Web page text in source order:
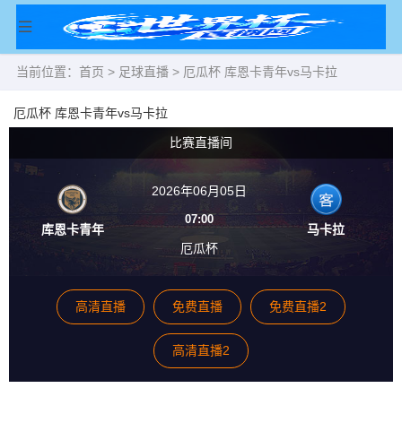
当前位置： 首页 > 足球直播 > 厄瓜杯 库恩卡青年vs马卡拉
厄瓜杯 库恩卡青年vs马卡拉
比赛直播间
库恩卡青年
2026年06月05日
07:00
厄瓜杯
马卡拉
高清直播 免费直播 免费直播2
高清直播2